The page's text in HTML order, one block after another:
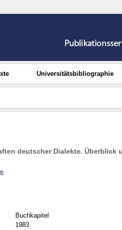
Universitätsbibliographie
deutscher Dialekte. Überblick
Buchkapitel
1983